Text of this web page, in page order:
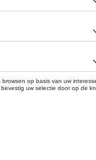
met opvallende details.
binnenvoering,